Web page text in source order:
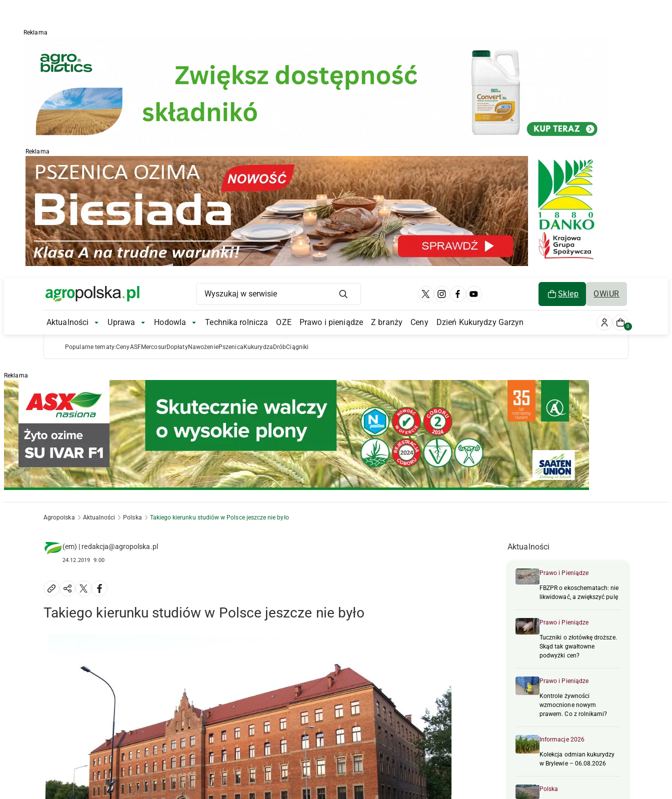
Reklama
Reklama
Main Logo Sklep OWiUR
Main Navigation
Aktualności Aktualności Submenu
Uprawa Uprawa Submenu
Hodowla Hodowla Submenu
Technika rolnicza OZE Prawo i pieniądze Z branży Ceny Dzień Kukurydzy Garzyn 0
Popularne tematy:CenyASFMercosurDopłatyNawożeniePszenica Kukurydza DróbCiągniki
Reklama
Agropolska Aktualności Polska Takiego kierunku studiów w Polsce jeszcze nie było
(em) | redakcja@agropolska.pl
24.12.2019 9:00
Takiego kierunku studiów w Polsce jeszcze nie było
Aktualności
Prawo i Pieniądze
FBZPR o ekoschematach: nie
likwidować, a zwiększyć pulę
Prawo i Pieniądze
Tuczniki o złotówkę droższe.
Skąd tak gwałtowne
podwyżki cen?
Prawo i Pieniądze
Kontrole żywności
wzmocnione nowym
prawem. Co z rolnikami?
Informacje 2026
Kolekcja odmian kukurydzy
w Brylewie – 06.08.2026
Polska